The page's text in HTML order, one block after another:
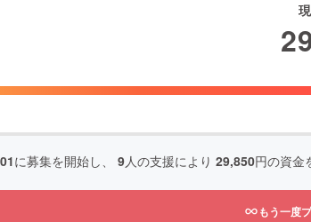
に募集を開始し、 9人の支援により 29,850円の資金
もう一度